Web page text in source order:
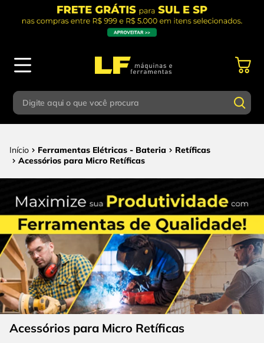
Digite aqui o que você procura
Ferramentas Elétricas - Bateria
Retíficas
Acessórios para Micro Retíficas
Acessórios para Micro Retíficas
1 parafusadeira
2º caixa ferramentas
3º esmerilhadeira
4º escada
5º serra circular
6 º fio
7º serra copo
8º chave impacto
Termos mais buscados
parafusadeira
caixa ferramentas
3º esmerilhadeira
escada
5 º serra circular
6º fio